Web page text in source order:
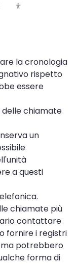
la cronologia
rispetto
essere
chiamate
un
a questi
chiamate più
contattare
fornire i registri
potrebbero
forma di